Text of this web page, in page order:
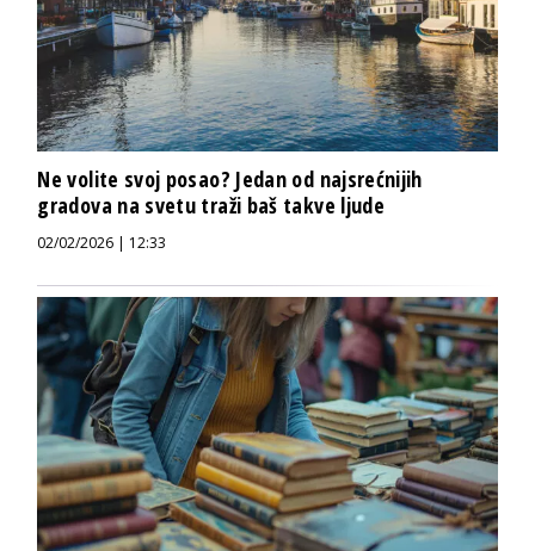
Ne volite svoj posao? Jedan od najsrećnijih
gradova na svetu traži baš takve ljude
02/02/2026 | 12:33